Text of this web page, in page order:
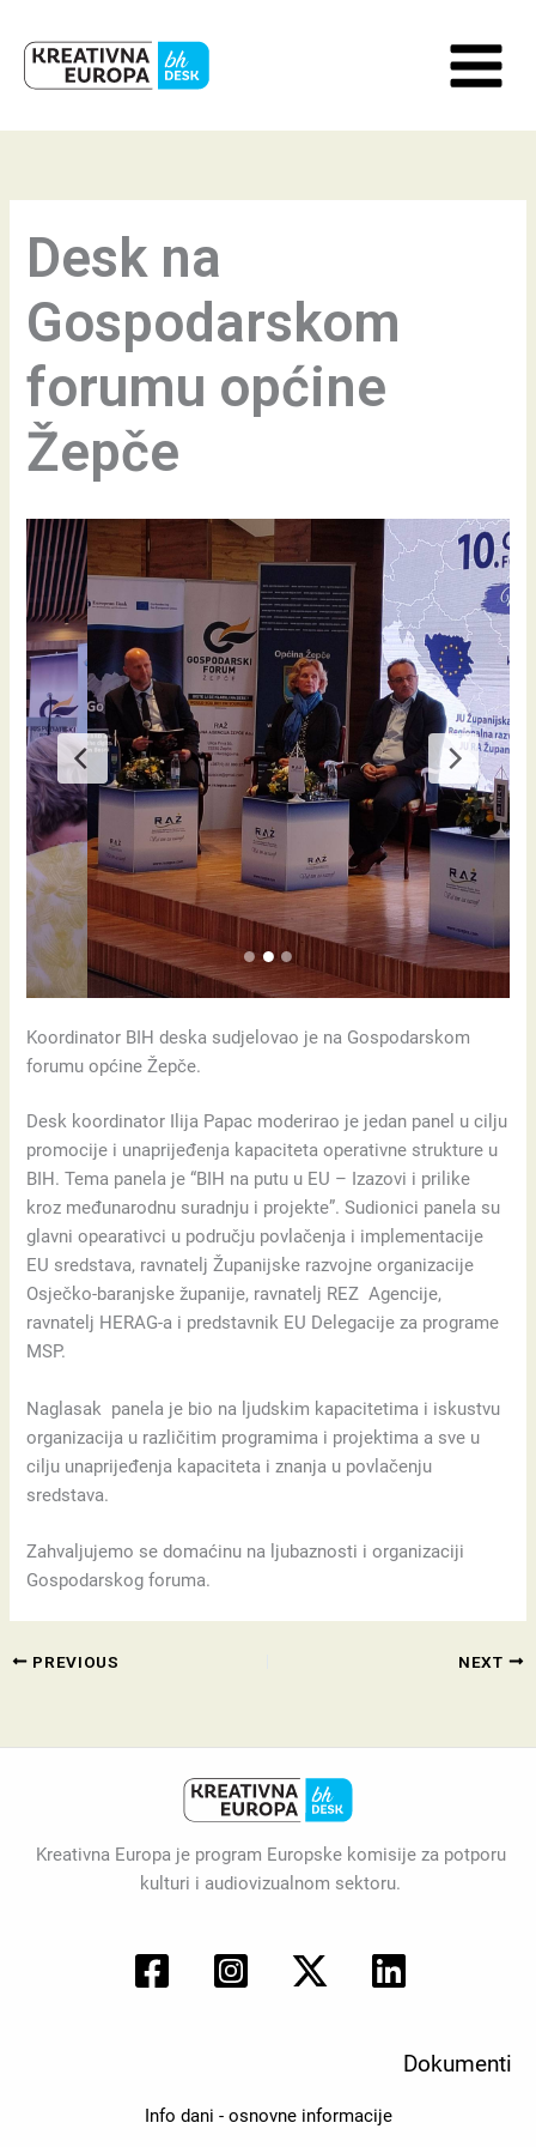
content
Desk na
Gospodarskom
forumu općine
Žepče
Koordinator BIH deska sudjelovao je na Gospodarskom
forumu općine Žepče.
Desk koordinator Ilija Papac moderirao je jedan panel u cilju
promocije i unaprijeđenja kapaciteta operativne strukture u
BIH. Tema panela je “BIH na putu u EU – Izazovi i prilike
kroz međunarodnu suradnju i projekte”. Sudionici panela su
glavni opearativci u području povlačenja i implementacije
EU sredstava, ravnatelj Županijske razvojne organizacije
Osječko-baranjske županije, ravnatelj REZ Agencije,
ravnatelj HERAG-a i predstavnik EU Delegacije za programe
MSP.
Naglasak panela je bio na ljudskim kapacitetima i iskustvu
organizacija u različitim programima i projektima a sve u
cilju unaprijeđenja kapaciteta i znanja u povlačenju
sredstava.
Zahvaljujemo se domaćinu na ljubaznosti i organizaciji
Gospodarskog foruma.
PREVIOUS NEXT
Kreativna Europa je program Europske komisije za potporu
kulturi i audiovizualnom sektoru.
Dokumenti
Info dani - osnovne informacije